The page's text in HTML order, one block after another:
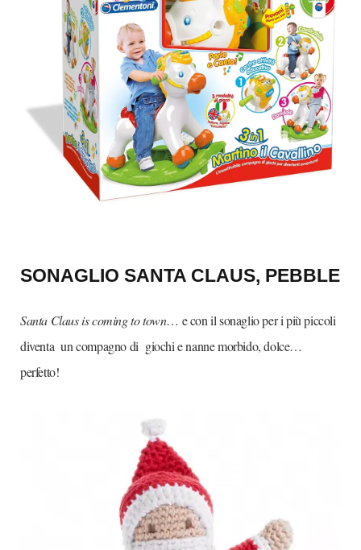
SONAGLIO SANTA CLAUS, PEBBLE
Santa Claus is coming to town… e con il sonaglio per i più piccoli
diventa un compagno di giochi e nanne morbido, dolce…
perfetto!